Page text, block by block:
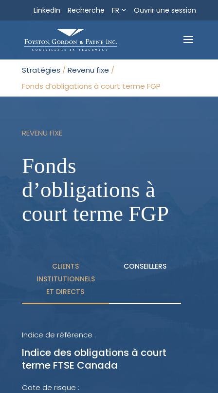
Recherche
LinkedIn Recherche FR Ouvrir une session
Stratégies / Revenu fixe /
Fonds d’obligations à court terme FGP
REVENU FIXE
Fonds
d’obligations à
court terme FGP
CLIENTS
INSTITUTIONNELS
ET DIRECTS
CONSEILLERS
Indice de référence :
Indice des obligations à court
terme FTSE Canada
Cote de risque :